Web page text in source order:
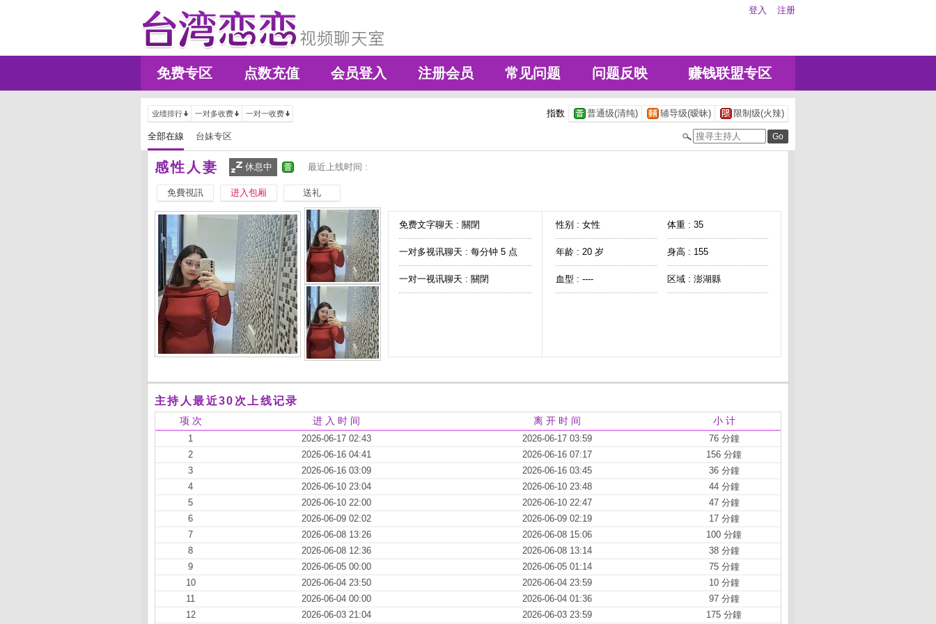
登入 注册
免费专区 点数充值 会员登入 注册会员 常见问题 问题反映 赚钱联盟专区
业绩排行 一对多收费 一对一收费 指数 普通级(清纯) 辅导级(暧昧) 限制级(火辣)
全部在線 台妹专区
感性人妻 休息中 最近上线时间 :
免費視訊 进入包厢 送礼
免费文字聊天 : 關閉
一对多视讯聊天 : 每分钟 5 点
一对一视讯聊天 : 關閉
性别 : 女性 体重 : 35
年龄 : 20 岁 身高 : 155
血型 : ---- 区域 : 澎湖縣
主持人最近30次上线记录
项 次 进 入 时 间 离 开 时 间 小 计
1 2026-06-17 02:43 2026-06-17 03:59
76 分鐘
2
2026-06-16 04:41 2026-06-16 07:17
156 分鐘
3
2026-06-16 03:09 2026-06-16 03:45
36 分鐘
4
2026-06-10 23:04 2026-06-10 23:48
44 分鐘
5
2026-06-10 22:00 2026-06-10 22:47
47 分鐘
6
2026-06-09 02:02 2026-06-09 02:19
17 分鐘
7
2026-06-08 13:26 2026-06-08 15:06
100 分鐘
8
2026-06-08 12:36 2026-06-08 13:14
38 分鐘
9
2026-06-05 00:00 2026-06-05 01:14
75 分鐘
10
2026-06-04 23:50 2026-06-04 23:59
10 分鐘
11
2026-06-04 00:00 2026-06-04 01:36
97 分鐘
12
2026-06-03 21:04 2026-06-03 23:59 175 分鐘